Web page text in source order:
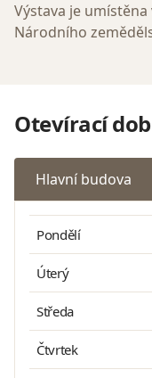
Výstava je
Národního
Otevírací
Hlavní budova
Pondělí
Úterý
Středa
Čtvrtek